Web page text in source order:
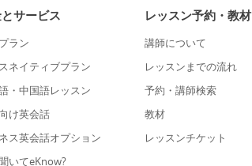
サービス
ラン
ネイティブプラン
・中国語レッスン
け英会話
ス英会話オプション
いてeKnow?
レッスン予約・教材
講師について
レッスンまでの流れ
予約・講師検索
教材
レッスンチケット